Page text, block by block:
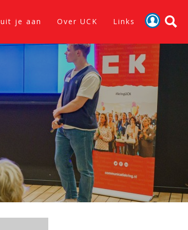
je aan Over UCK Links
Activiteiten
Nieuws
Verslagen
Sluit je aan
Over UCK
Links